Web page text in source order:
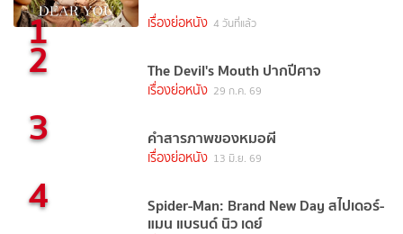
1 เรื่องย่อหนัง 4 วันที่แล้ว
2 The Devil's Mouth ปากปีศาจ
เรื่องย่อหนัง 29 ก.ค. 69
3 คำสารภาพของหมอผี
เรื่องย่อหนัง 13 มิ.ย. 69
4 Spider-Man: Brand New Day สไปเดอร์-
แมน แบรนด์ นิว เดย์